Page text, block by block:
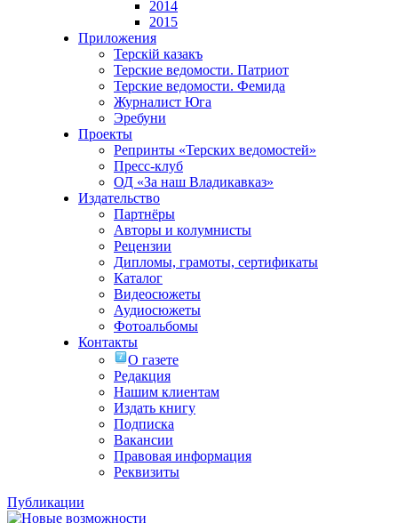
2014
2015
Приложения
Терскiй казакъ
Терские ведомости. Патриот
Терские ведомости. Фемида
Журналист Юга
Эребуни
Проекты
Репринты «Терских ведомостей»
Пресс-клуб
ОД «За наш Владикавказ»
Издательство
Партнёры
Авторы и колумнисты
Рецензии
Дипломы, грамоты, сертификаты
Каталог
Видеосюжеты
Аудиосюжеты
Фотоальбомы
Контакты
О газете
Редакция
Нашим клиентам
Издать книгу
Подписка
Вакансии
Правовая информация
Реквизиты
Публикации